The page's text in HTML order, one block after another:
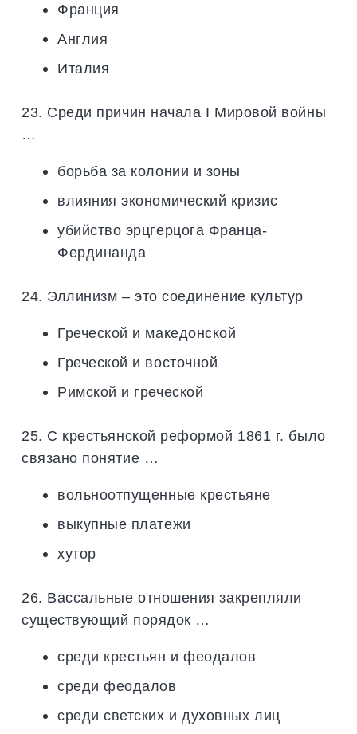
Франция
Англия
Италия
23. Среди причин начала I Мировой войны
…
борьба за колонии и зоны
влияния экономический кризис
убийство эрцгерцога Франца-
Фердинанда
24. Эллинизм – это соединение культур
Греческой и македонской
Греческой и восточной
Римской и греческой
25. С крестьянской реформой 1861 г. было
связано понятие …
вольноотпущенные крестьяне
выкупные платежи
хутор
26. Вассальные отношения закрепляли
существующий порядок …
среди крестьян и феодалов
среди феодалов
среди светских и духовных лиц